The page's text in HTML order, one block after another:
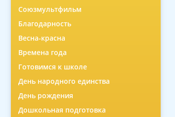
Союзмультфильм
Благодарность
Весна-красна
Времена года
Готовимся к школе
День народного единства
День рождения
Дошкольная подготовка